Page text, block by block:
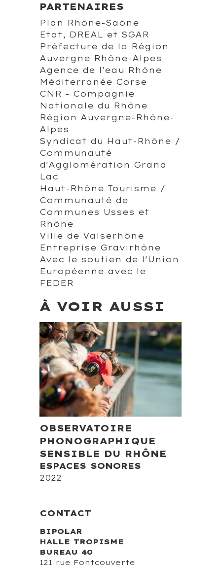
PARTENAIRES
Plan Rhône-Saône
Etat, DREAL et SGAR
Préfecture de la Région
Auvergne Rhône-Alpes
Agence de l'eau Rhône
Méditerranée Corse
CNR - Compagnie
Nationale du Rhône
Région Auvergne-Rhône-
Alpes
Syndicat du Haut-Rhône /
Communauté
d'Agglomération Grand
Lac
Haut-Rhône Tourisme /
Communauté de
Communes Usses et
Rhône
Ville de Valserhône
Entreprise Gravirhône
Avec le soutien de l'Union
Européenne avec le
FEDER
À VOIR AUSSI
OBSERVATOIRE
PHONOGRAPHIQUE
SENSIBLE DU RHÔNE
ESPACES SONORES
2022
CONTACT
BIPOLAR
HALLE TROPISME
BUREAU 40
121 rue Fontcouverte